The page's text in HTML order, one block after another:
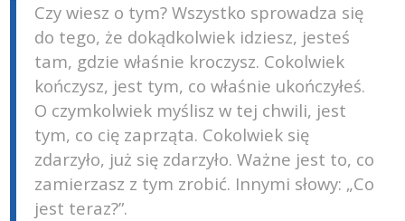
Czy wiesz o tym? Wszystko sprowadza się
do tego, że dokądkolwiek idziesz, jesteś
tam, gdzie właśnie kroczysz. Cokolwiek
kończysz, jest tym, co właśnie ukończyłeś.
O czymkolwiek myślisz w tej chwili, jest
tym, co cię zaprząta. Cokolwiek się
zdarzyło, już się zdarzyło. Ważne jest to, co
zamierzasz z tym zrobić. Innymi słowy: „Co
jest teraz?”.